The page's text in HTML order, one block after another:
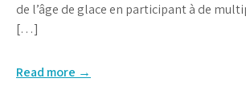
de l’âge de glace en participant à de
[…]
Read more →